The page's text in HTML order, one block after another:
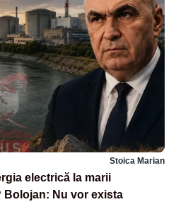
Stoica Marian
electrică la marii
Nu vor exista